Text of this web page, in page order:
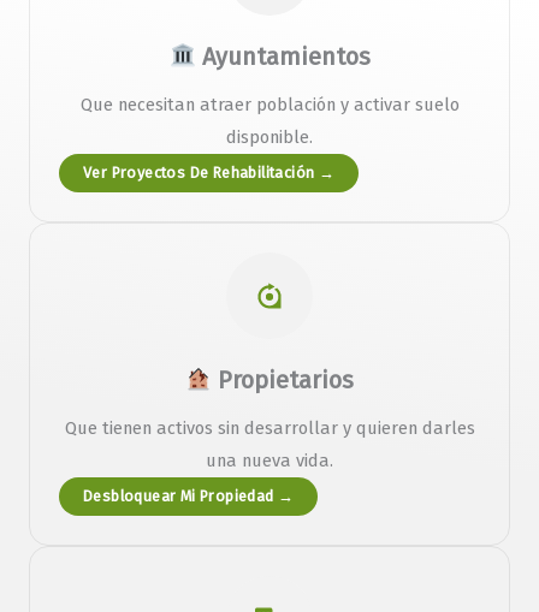
Ayuntamientos
Que necesitan atraer población y activar suelo
disponible.
Ver Proyectos De Rehabilitación →
Propietarios
Que tienen activos sin desarrollar y quieren darles
una nueva vida.
Desbloquear Mi Propiedad →